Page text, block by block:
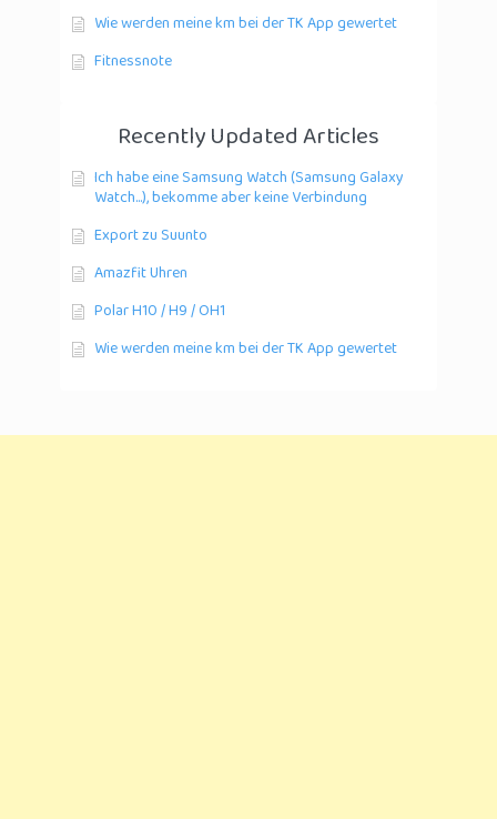
Wie werden meine km bei der TK App gewertet
Fitnessnote
Recently Updated Articles
Ich habe eine Samsung Watch (Samsung Galaxy
Watch...), bekomme aber keine Verbindung
Export zu Suunto
Amazfit Uhren
Polar H10 / H9 / OH1
Wie werden meine km bei der TK App gewertet